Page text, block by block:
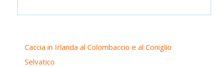
Caccia in Irlanda al Colombaccio e al Coniglio
Selvatico